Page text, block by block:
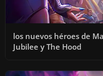
los nuevos héroes de
Jubilee y The Hood